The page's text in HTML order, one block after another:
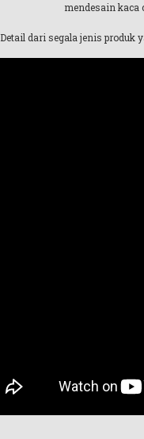
mendesain kaca
Detail dari segala jenis produk